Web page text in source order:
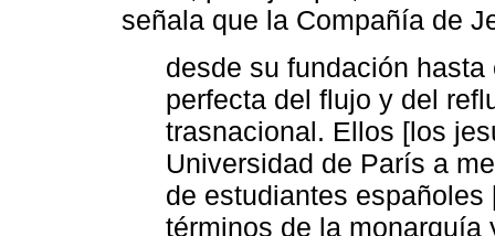
señala que la Compañía de
desde su fundación
perfecta del flujo y del
trasnacional. Ellos [los
Universidad de París a
de estudiantes
términos de la monarquía